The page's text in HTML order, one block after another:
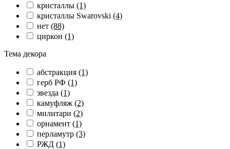
кристаллы (1)
кристаллы Swarovski (4)
нет (88)
циркон (1)
Тема декора
абстракция (1)
герб РФ (1)
звезда (1)
камуфляж (2)
милитари (2)
орнамент (1)
перламутр (3)
РЖД (1)